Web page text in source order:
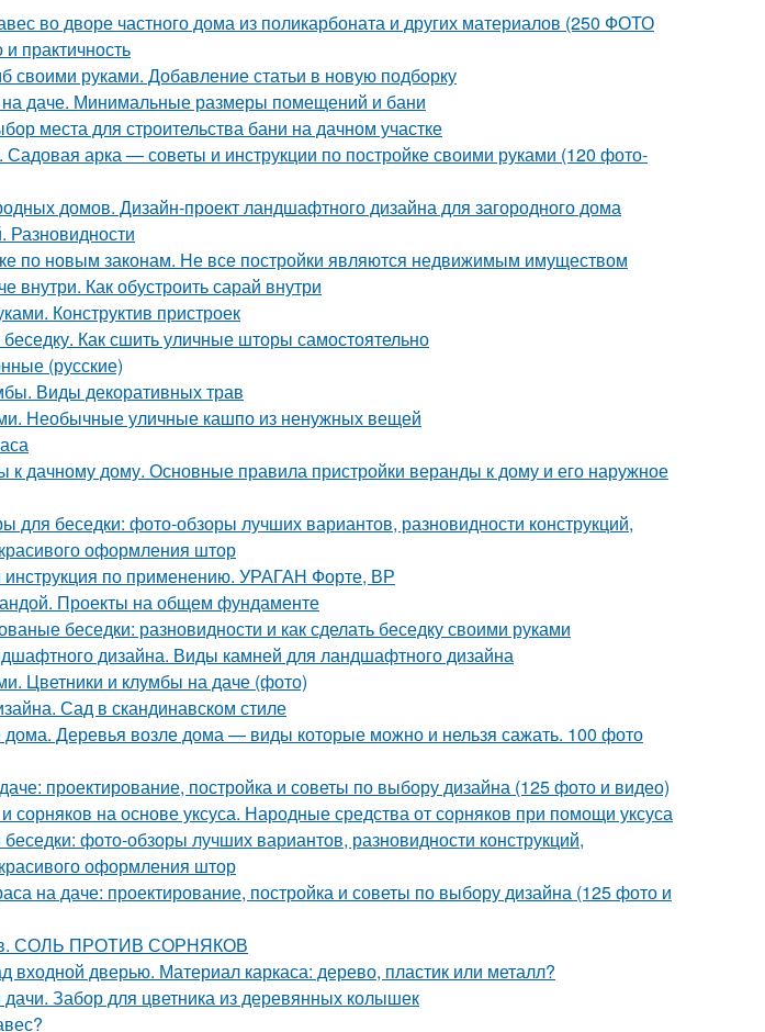
во дворе частного дома из поликарбоната и других материалов (250 ФОТО
практичность
руками. Добавление статьи в новую подборку
даче. Минимальные размеры помещений и бани
места для строительства бани на дачном участке
арка — советы и инструкции по постройке своими руками (120 фото-
домов. Дизайн-проект ландшафтного дизайна для загородного дома
Разновидности
по новым законам. Не все постройки являются недвижимым имуществом
внутри. Как обустроить сарай внутри
Конструктив пристроек
Как сшить уличные шторы самостоятельно
(русские)
Виды декоративных трав
Необычные уличные кашпо из ненужных вещей
к дачному дому. Основные правила пристройки веранды к дому и его наружное
для беседки: фото-обзоры лучших вариантов, разновидности конструкций,
оформления штор
инструкция по применению. УРАГАН Форте, ВР
Проекты на общем фундаменте
беседки: разновидности и как сделать беседку своими руками
дизайна. Виды камней для ландшафтного дизайна
Цветники и клумбы на даче (фото)
Сад в скандинавском стиле
дома. Деревья возле дома — виды которые можно и нельзя сажать. 100 фото
проектирование, постройка и советы по выбору дизайна (125 фото и видео)
сорняков на основе уксуса. Народные средства от сорняков при помощи уксуса
фото-обзоры лучших вариантов, разновидности конструкций,
оформления штор
на даче: проектирование, постройка и советы по выбору дизайна (125 фото и
СОЛЬ ПРОТИВ СОРНЯКОВ
входной дверью. Материал каркаса: дерево, пластик или металл?
Забор для цветника из деревянных колышек